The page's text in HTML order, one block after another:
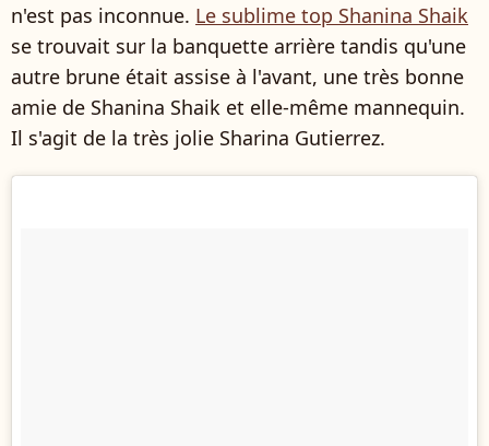
n'est pas inconnue. Le sublime top Shanina Shaik
se trouvait sur la banquette arrière tandis qu'une
autre brune était assise à l'avant, une très bonne
amie de Shanina Shaik et elle-même mannequin.
Il s'agit de la très jolie Sharina Gutierrez.